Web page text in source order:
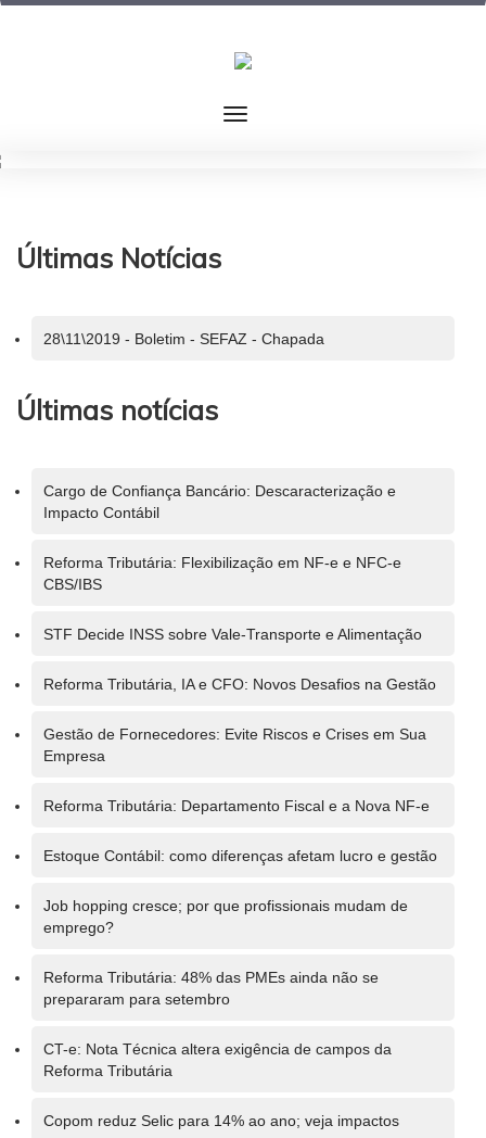
Últimas Notícias
28\11\2019 - Boletim - SEFAZ - Chapada
Últimas notícias
Cargo de Confiança Bancário: Descaracterização e
Impacto Contábil
Reforma Tributária: Flexibilização em NF-e e NFC-e
CBS/IBS
STF Decide INSS sobre Vale-Transporte e Alimentação
Reforma Tributária, IA e CFO: Novos Desafios na Gestão
Gestão de Fornecedores: Evite Riscos e Crises em Sua
Empresa
Reforma Tributária: Departamento Fiscal e a Nova NF-e
Estoque Contábil: como diferenças afetam lucro e gestão
Job hopping cresce; por que profissionais mudam de
emprego?
Reforma Tributária: 48% das PMEs ainda não se
prepararam para setembro
CT-e: Nota Técnica altera exigência de campos da
Reforma Tributária
Copom reduz Selic para 14% ao ano; veja impactos